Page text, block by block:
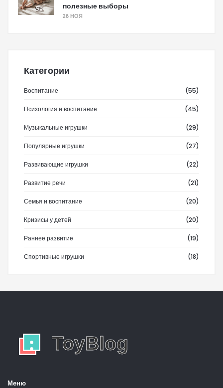
полезные выборы
28 НОЯ
Категории
Воспитание (55)
Психология и воспитание (45)
Музыкальные игрушки (29)
Популярные игрушки (27)
Развивающие игрушки (22)
Развитие речи (21)
Семья и воспитание (20)
Кризисы у детей (20)
Раннее развитие (19)
Спортивные игрушки (18)
Меню